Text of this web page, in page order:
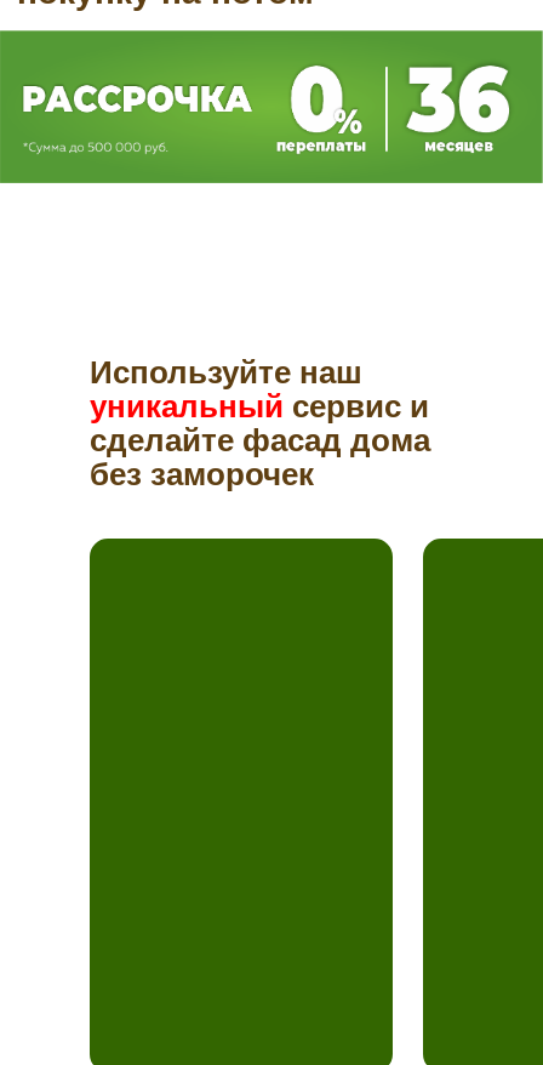
Используйте наш
уникальный сервис и
сделайте фасад дома
без заморочек